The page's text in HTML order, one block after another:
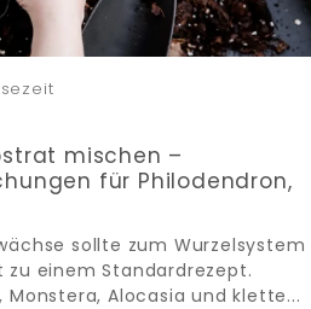
mischen –
für Philodendron,
sollte zum Wurzelsystem
zu einem Standardrezept.
Alocasia und klette...